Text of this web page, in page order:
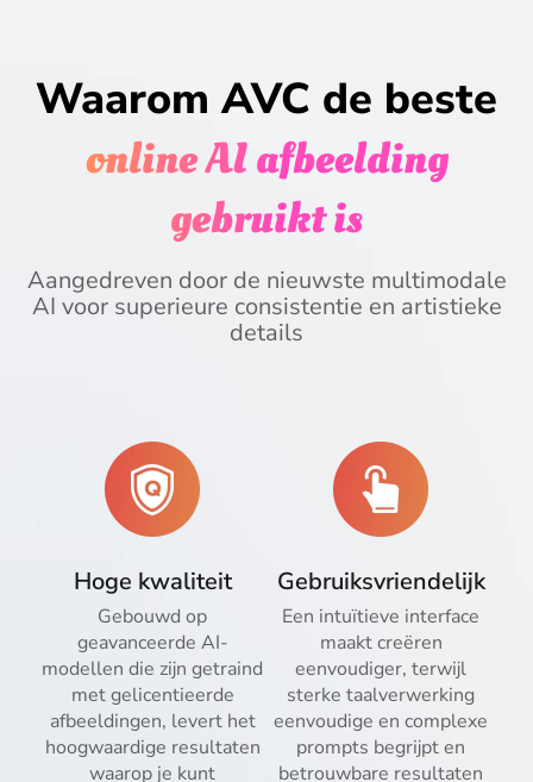
Waarom AVC de beste
online AI afbeelding
gebruikt is
Aangedreven door de nieuwste multimodale
AI voor superieure consistentie en artistieke
details
Hoge kwaliteit
Gebouwd op
geavanceerde AI-
modellen die zijn getraind
met gelicentieerde
afbeeldingen, levert het
hoogwaardige resultaten
waarop je kunt
Gebruiksvriendelijk
Een intuïtieve interface
maakt creëren
eenvoudiger, terwijl
sterke taalverwerking
eenvoudige en complexe
prompts begrijpt en
betrouwbare resultaten